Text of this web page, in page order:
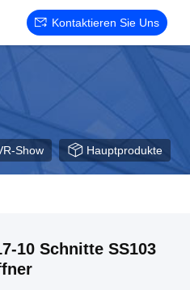
Kontaktieren Sie Uns
Show Hauptprodukte
10 Schnitte SS103